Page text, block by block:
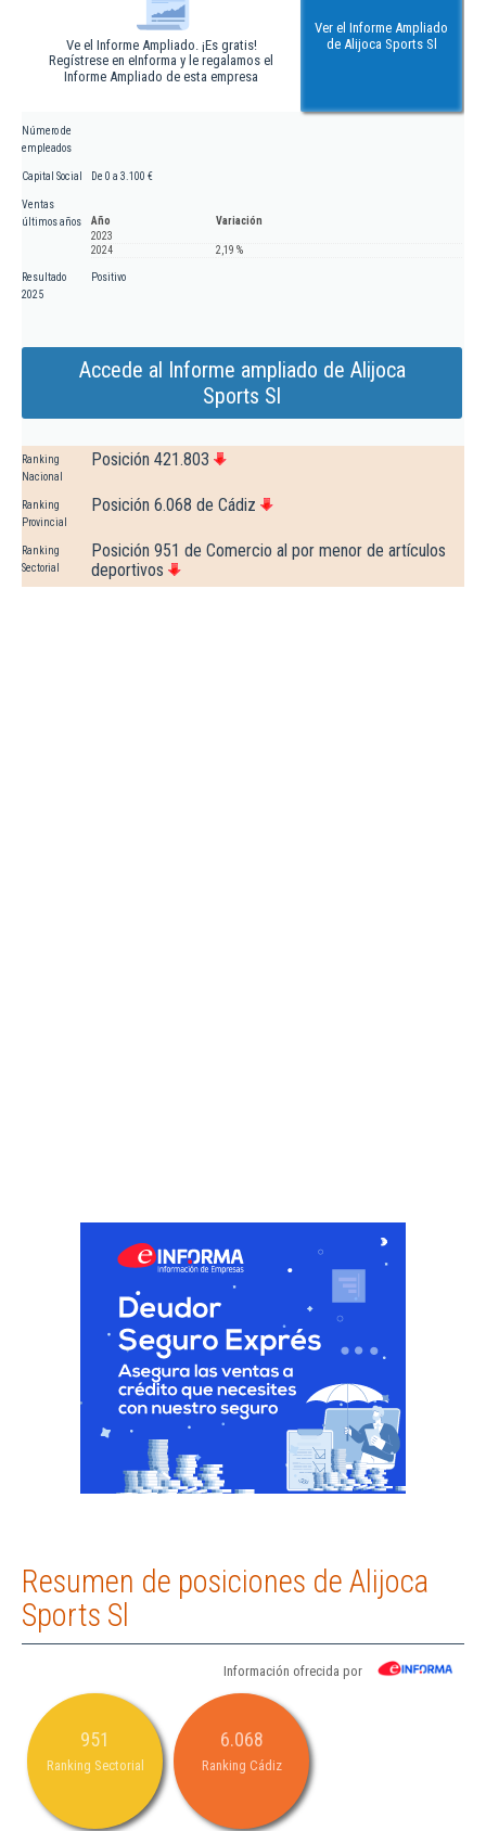
Ve el Informe Ampliado. ¡Es gratis!
Regístrese en eInforma y le regalamos el
Informe Ampliado de esta empresa
Ver el Informe Ampliado
de Alijoca Sports Sl
Número de
empleados
Capital Social De 0 a 3.100 €
Ventas
últimos años
Año
Variación
2023
2024
2,19 %
Resultado
2025
Positivo
Accede al Informe ampliado de Alijoca
Sports Sl
Ranking
Nacional
Posición 421.803
Ranking
Provincial
Posición 6.068 de Cádiz
Ranking
Sectorial
Posición 951 de Comercio al por menor de artículos
deportivos
Resumen de posiciones de Alijoca
Sports Sl
Información ofrecida por
951
Ranking Sectorial
6.068
Ranking Cádiz